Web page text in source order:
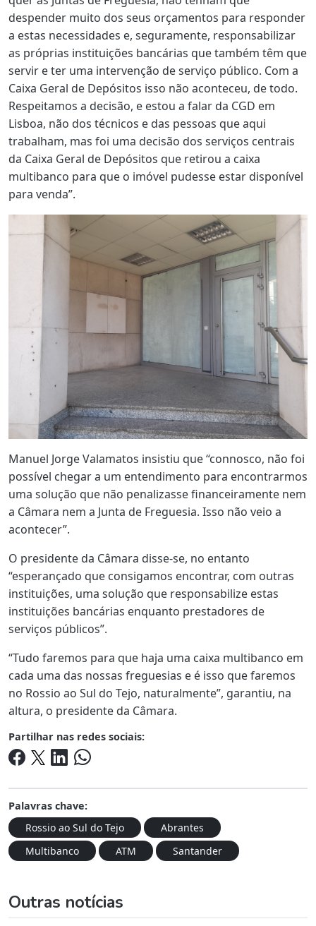
despender muito dos seus orçamentos para responder
a estas necessidades e, seguramente, responsabilizar
as próprias instituições bancárias que também têm que
servir e ter uma intervenção de serviço público. Com a
Caixa Geral de Depósitos isso não aconteceu, de todo.
Respeitamos a decisão, e estou a falar da CGD em
Lisboa, não dos técnicos e das pessoas que aqui
trabalham, mas foi uma decisão dos serviços centrais
da Caixa Geral de Depósitos que retirou a caixa
multibanco para que o imóvel pudesse estar disponível
para venda”.
Manuel Jorge Valamatos insistiu que “connosco, não foi
possível chegar a um entendimento para encontrarmos
uma solução que não penalizasse financeiramente nem
a Câmara nem a Junta de Freguesia. Isso não veio a
acontecer”.
O presidente da Câmara disse-se, no entanto
“esperançado que consigamos encontrar, com outras
instituições, uma solução que responsabilize estas
instituições bancárias enquanto prestadores de
serviços públicos”.
“Tudo faremos para que haja uma caixa multibanco em
cada uma das nossas freguesias e é isso que faremos
no Rossio ao Sul do Tejo, naturalmente”, garantiu, na
altura, o presidente da Câmara.
Partilhar nas redes sociais:
Palavras chave:
Rossio ao Sul do Tejo
Abrantes
Multibanco
ATM Santander
Outras notícias